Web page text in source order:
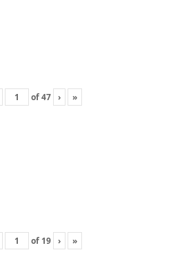
of47 › »
of 19 › »